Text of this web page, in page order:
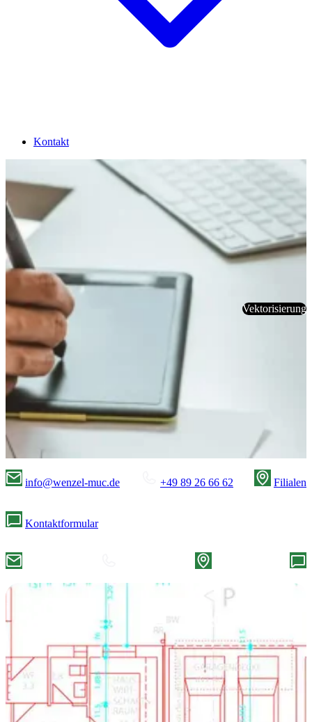
Kontakt
Vektorisierung
info@wenzel-muc.de +49 89 26 66 62 Filialen
Kontaktformular